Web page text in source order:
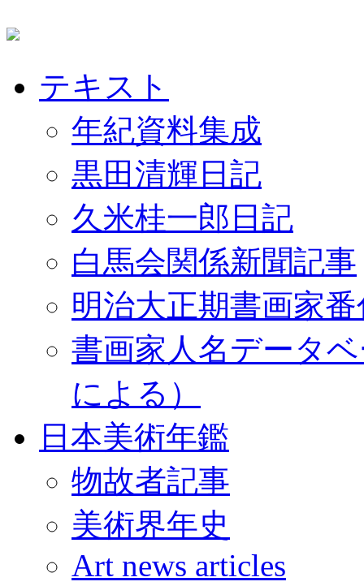
テキスト
年紀資料集成
黒田清輝日記
久米桂一郎日記
白馬会関係新聞記事
明治大正期書画家
書画家人名データ
による）
日本美術年鑑
物故者記事
美術界年史
Art news articles